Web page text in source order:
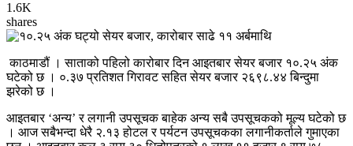
1.6K
shares
काठमाडौं । साताको पहिलो कारोबार दिन आइतबार सेयर बजार १०.२५ अंक
घटेको छ । ०.३७ प्रतिशत गिरावट सहित सेयर बजार २६९८.४४ बिन्दुमा
झरेको छ ।
आइतबार ‘अन्य’ र लगानी उपसूचक बाहेक अन्य सबै उपसूचकको मूल्य घटेको छ
। आज सबैभन्दा धेरै २.१३ होटल र पर्यटन उपसूचकका लगानीकर्ताले गुमाएका